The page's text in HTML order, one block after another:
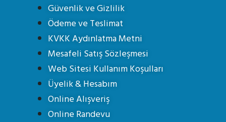
Güvenlik ve Gizlilik
Ödeme ve Teslimat
KVKK Aydınlatma Metni
Mesafeli Satış Sözleşmesi
Web Sitesi Kullanım Koşulları
Üyelik & Hesabım
Online Alışveriş
Online Randevu